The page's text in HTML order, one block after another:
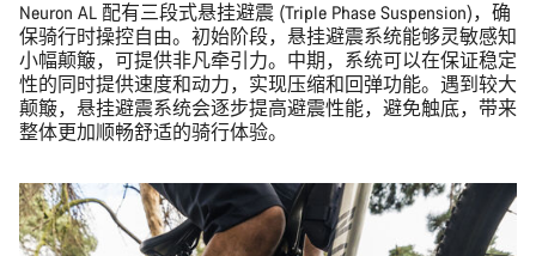
Neuron AL 配有三段式悬挂避震 (Triple Phase Suspension)，确
保骑行时操控自由。初始阶段，悬挂避震系统能够灵敏感知
小幅颠簸，可提供非凡牵引力。中期，系统可以在保证稳定
性的同时提供速度和动力，实现压缩和回弹功能。遇到较大
颠簸，悬挂避震系统会逐步提高避震性能，避免触底，带来
整体更加顺畅舒适的骑行体验。